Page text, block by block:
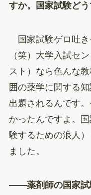
すか。国家試験どう
国家試験ゲロ吐き
（笑）大学入試セ
スト）なら色んな
囲の薬学に関する
出題されるんです
かったんですよ。
験するための浪人
ました。
——薬剤師の国家試